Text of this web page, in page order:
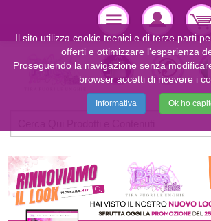
Il sito utilizza cookie tecnici e di terze parti
offerti e ottimizzare l'esperienza
Proseguendo la navigazione senza
browser accetti di ricevere i
Informativa Ok ho